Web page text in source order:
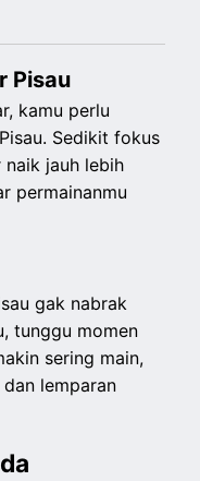
Pisau
kamu perlu
Sedikit fokus
jauh lebih
permainanmu
gak nabrak
tunggu momen
sering main,
lemparan